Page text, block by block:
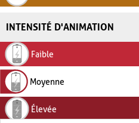
INTENSITÉ D'ANIMATION
Faible
Moyenne
Élevée